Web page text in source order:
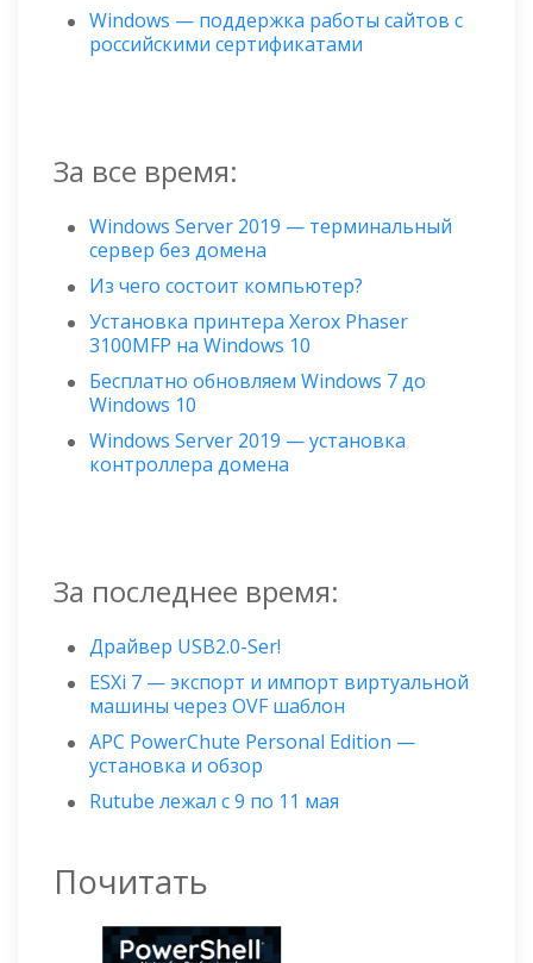
Windows — поддержка работы сайтов с
российскими сертификатами
За все время:
Windows Server 2019 — терминальный
сервер без домена
Из чего состоит компьютер?
Установка принтера Xerox Phaser
3100MFP на Windows 10
Бесплатно обновляем Windows 7 до
Windows 10
Windows Server 2019 — установка
контроллера домена
За последнее время:
Драйвер USB2.0-Ser!
ESXi 7 — экспорт и импорт виртуальной
машины через OVF шаблон
APC PowerChute Personal Edition —
установка и обзор
Rutube лежал с 9 по 11 мая
Почитать